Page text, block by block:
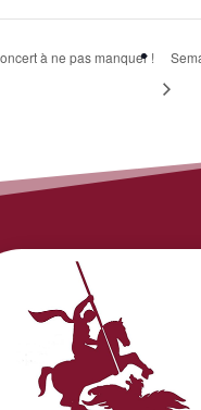
à ne pas manquer !